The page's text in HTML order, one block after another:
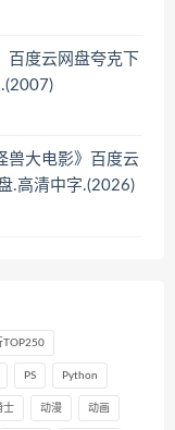
百度云网盘夸克下
兽大电影》百度云
.高清中字.(2026)
TOP250
PS Python
士 动漫 动画